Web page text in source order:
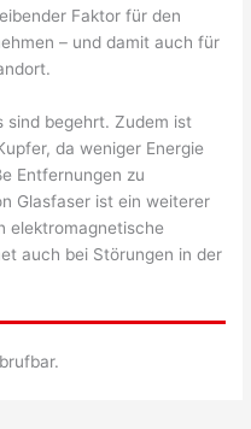
Faktor für den
– und damit auch für
sind begehrt. Zudem ist
da weniger Energie
Entfernungen zu
Glasfaser ist ein weiterer
elektromagnetische
auch bei Störungen in der